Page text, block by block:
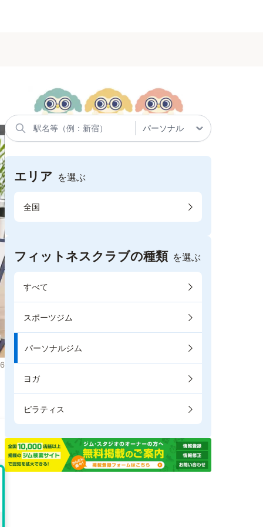
エリア を選ぶ
全国
フィットネスクラブの種類 を選ぶ
すべて
スポーツジム
パーソナルジム
ヨガ
ピラティス